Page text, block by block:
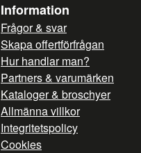
Information
Frågor & svar
Skapa offertförfrågan
Hur handlar man?
Partners & varumärken
Kataloger & broschyer
Allmänna villkor
Integritetspolicy
Cookies